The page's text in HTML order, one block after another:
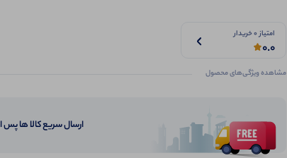
امتیاز 0 خریدار
0.0
مشاهده ویژگی‌های محصول
ارسال سریع کالا ها